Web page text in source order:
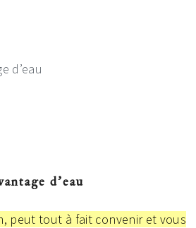
d’eau
d’eau
peut tout à fait convenir et vous